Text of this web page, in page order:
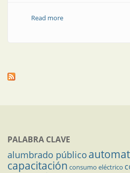
Read moreabout Relés de
PALABRA CLAVE
alumbrado público
capacitación consumo eléctrico